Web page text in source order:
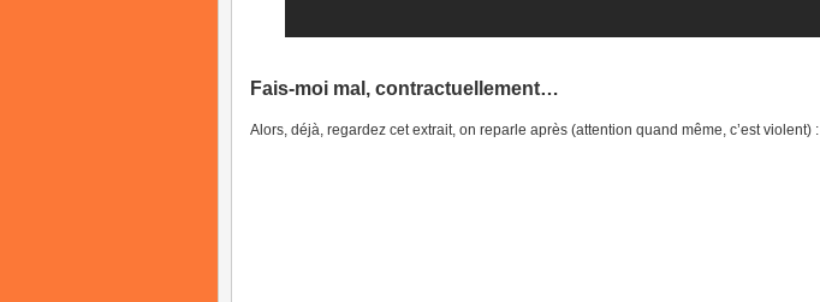
Fais-moi mal, contractuellement…
Alors, déjà, regardez cet extrait, on reparle après (attention quand même, c’est violent) :